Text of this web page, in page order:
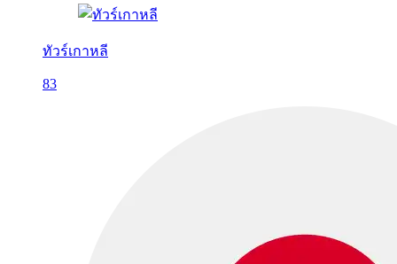
ทัวร์เกาหลี
83